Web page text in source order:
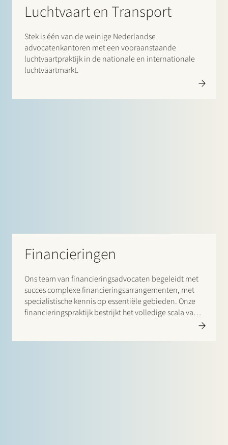
Luchtvaart en Transport
Stek is één van de weinige Nederlandse
advocatenkantoren met een vooraanstaande
luchtvaartpraktijk in de nationale en internationale
luchtvaartmarkt.
Financieringen
Ons team van financieringsadvocaten begeleidt met
succes complexe financieringsarrangementen, met
specialistische kennis op essentiële gebieden. Onze
financieringspraktijk bestrijkt het volledige scala van